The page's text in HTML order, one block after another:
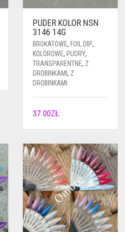
PUDER KOLOR NSN
3146 14G
BROKATOWE, FOIL DIP,
KOLOROWE, PUDRY,
TRANSPARENTNE, Z
DROBINKAMI , Z
DROBINKAMI
37.00ZŁ